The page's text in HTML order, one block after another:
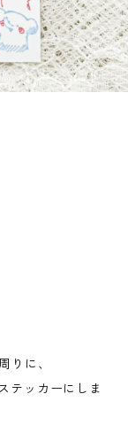
りに、
テッカーにしま